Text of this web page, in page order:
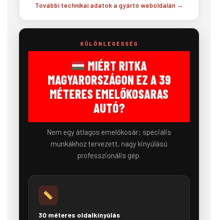
További technikai adatok a gyártó weboldalán →
KÜLÖNLEGESSÉG
MIÉRT RITKA
MAGYARORSZÁGON EZ A 39
MÉTERES EMELŐKOSARAS
AUTÓ?
Nem egy átlagos emelőkosár: speciális
munkákhoz tervezett, nagy kinyúlású
professzionális gép.
30 méteres oldalkinyúlás